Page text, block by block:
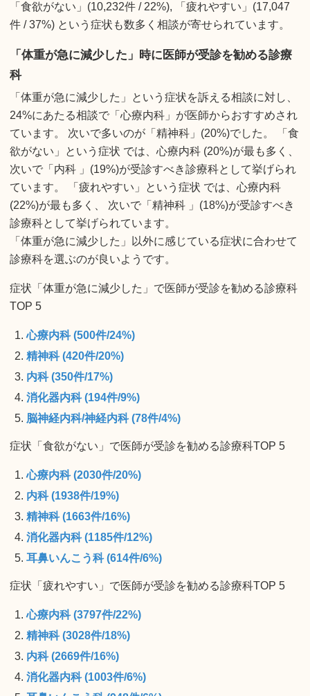
「食欲がない」(10,232件 / 22%), 「疲れやすい」(17,047
件 / 37%) という症状も数多く相談が寄せられています。
「体重が急に減少した」時に医師が受診を勧める診療
科
「体重が急に減少した」という症状を訴える相談に対し、
24%にあたる相談で「心療内科」が医師からおすすめされ
ています。 次いで多いのが「精神科」(20%)でした。 「食
欲がない」という症状 では、心療内科 (20%)が最も多く、
次いで「内科 」(19%)が受診すべき診療科として挙げられ
ています。 「疲れやすい」という症状 では、心療内科
(22%)が最も多く、 次いで「精神科 」(18%)が受診すべき
診療科として挙げられています。
「体重が急に減少した」以外に感じている症状に合わせて
診療科を選ぶのが良いようです。
症状「体重が急に減少した」で医師が受診を勧める診療科
TOP 5
心療内科 (500件/24%)
精神科 (420件/20%)
内科 (350件/17%)
消化器内科 (194件/9%)
脳神経内科/神経内科 (78件/4%)
症状「食欲がない」で医師が受診を勧める診療科TOP 5
心療内科 (2030件/20%)
内科 (1938件/19%)
精神科 (1663件/16%)
消化器内科 (1185件/12%)
耳鼻いんこう科 (614件/6%)
症状「疲れやすい」で医師が受診を勧める診療科TOP 5
心療内科 (3797件/22%)
精神科 (3028件/18%)
内科 (2669件/16%)
消化器内科 (1003件/6%)